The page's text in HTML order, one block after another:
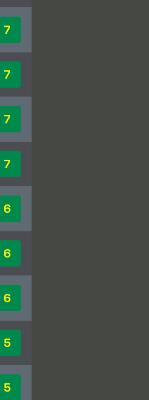
7
7
7
7
6
6
6
5
5